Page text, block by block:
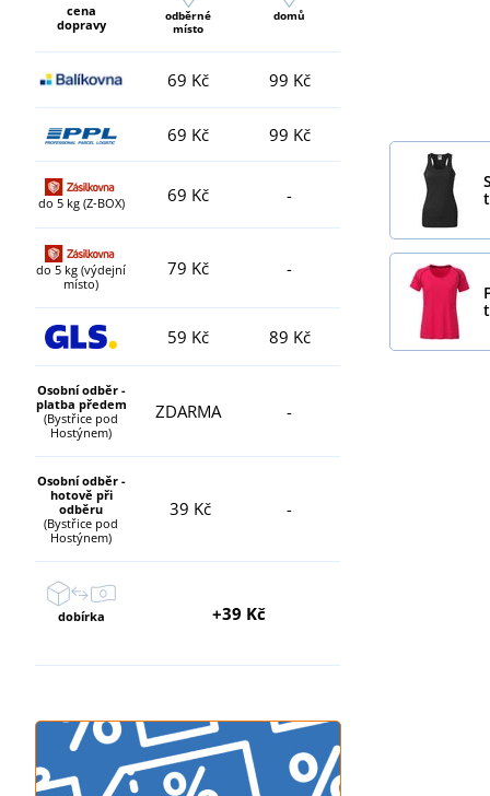
cena
dopravy
odběrné
místo
domů
69 Kč 99 Kč
69 Kč 99 Kč
do 5 kg (Z-BOX) 69 Kč -
do 5 kg (výdejní
místo)
79 Kč -
59 Kč 89 Kč
Osobní odběr -
platba předem
(Bystřice pod
Hostýnem)
ZDARMA -
Osobní odběr -
hotově při
odběru
(Bystřice pod
Hostýnem)
39 Kč -
dobírka +39 Kč